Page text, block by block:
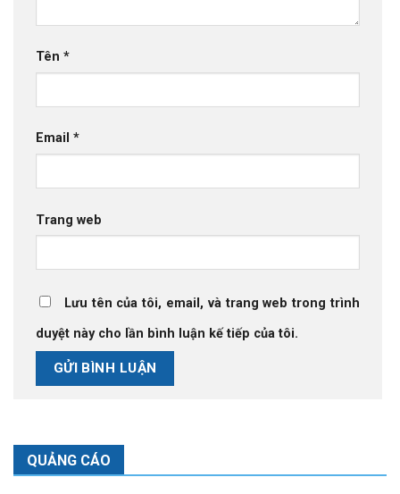
Tên *
Email *
Trang web
Lưu tên của tôi, email, và trang web trong trình
duyệt này cho lần bình luận kế tiếp của tôi.
QUẢNG CÁO